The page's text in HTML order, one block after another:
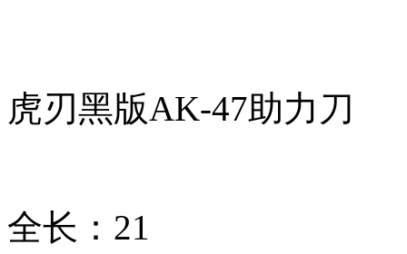
虎刃黑版AK-47助力刀
全长：21